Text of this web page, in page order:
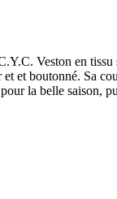
Veston en
et boutonné. Sa
la belle saison,